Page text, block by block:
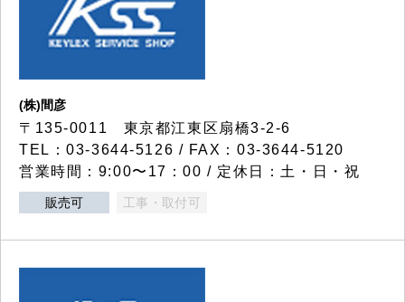
(株)間彦
〒135-0011 東京都江東区扇橋3-2-6
TEL：03-3644-5126 / FAX：03-3644-5120
営業時間：9:00〜17：00 / 定休日：土・日・祝
販売可 工事・取付可